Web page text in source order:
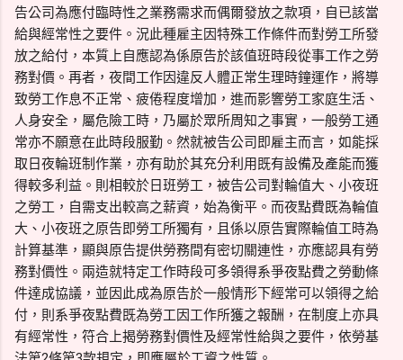
告公司為應付臨時性之業務需求而偶爾發放之款項，自已該當
給與經常性之要件。況此種雇主因特殊工作條件而對勞工所發
放之給付，本質上自應認為係原告於該值班時段從事工作之勞
務對價。再者，夜間工作因違反人體正常生理時鐘運作，將導
致勞工作息不正常、疲倦程度增加，進而影響勞工家庭生活、
人身安全，屬危險工時，乃屬於眾所周知之事實，一般勞工通
常亦不願意在此時段服勤。然就被告公司即雇主而言，如能採
取日夜輪班制作業，亦有助於其充分利用既有設備及產能而獲
得較多利益。則相較於日班勞工，被告公司對輪值大、小夜班
之勞工，自需支出較高之薪資，始為衡平。而夜點費既為輪值
大、小夜班之原告即勞工所獨有，且係以原告實際輪值工時為
計算基準，顯與原告提供勞務間有密切關連性，亦應認具有勞
務對價性。兩造就特定工作時段可多領得系爭夜點費之勞動條
件達成協議，並因此成為原告於一般情形下經常可以領得之給
付，則系爭夜點費既為勞工因工作所獲之報酬，在制度上亦具
有經常性，符合上揭勞務對價性及經常性給與之要件，依勞基